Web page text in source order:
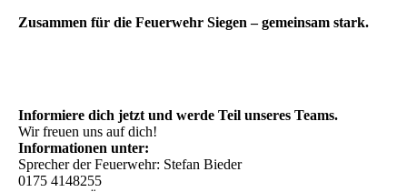
Zusammen für die Feuerwehr Siegen – gemeinsam stark.
Informiere dich jetzt und werde Teil unseres Teams.
Wir freuen uns auf dich!
Informationen unter:
Sprecher der Feuerwehr: Stefan Bieder
0175 4148255